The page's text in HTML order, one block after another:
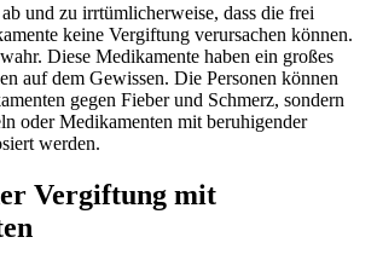
und zu irrtümlicherweise, dass die frei
keine Vergiftung verursachen können.
Diese Medikamente haben ein großes
auf dem Gewissen. Die Personen können
gegen Fieber und Schmerz, sondern
oder Medikamenten mit beruhigender
werden.
Vergiftung mit